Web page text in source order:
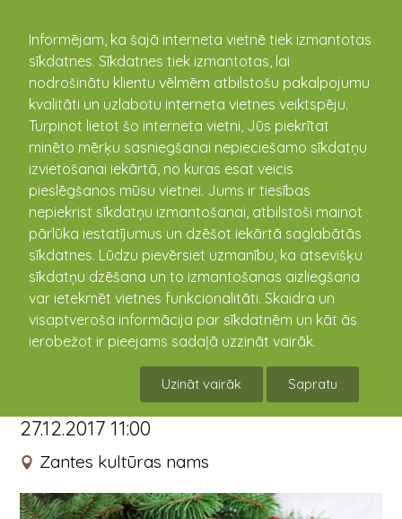
Informējam, ka šajā interneta vietnē tiek izmantotas
sīkdatnes. Sīkdatnes tiek izmantotas, lai
nodrošinātu klientu vēlmēm atbilstošu pakalpojumu
kvalitāti un uzlabotu interneta vietnes veiktspēju.
Turpinot lietot šo interneta vietni, Jūs piekrītat
minēto mērķu sasniegšanai nepieciešamo sīkdatņu
izvietošanai iekārtā, no kuras esat veicis
pieslēgšanos mūsu vietnei. Jums ir tiesības
nepiekrist sīkdatņu izmantošanai, atbilstoši mainot
pārlūka iestatījumus un dzēšot iekārtā saglabātās
sīkdatnes. Lūdzu pievērsiet uzmanību, ka atsevišķu
sīkdatņu dzēšana un to izmantošanas aizliegšana
var ietekmēt vietnes funkcionalitāti. Skaidra un
visaptveroša informācija par sīkdatnēm un kāt ās
ierobežot ir pieejams sadaļā uzzināt vairāk.
Uzināt vairāk Sapratu
kandava.lv
PASĀKUMU
KALENDĀRS
Fonda "Haleva dienests"
labdarības pasākums Zantes
pagasta ģimenēm
27.12.2017 11:00
Zantes kultūras nams